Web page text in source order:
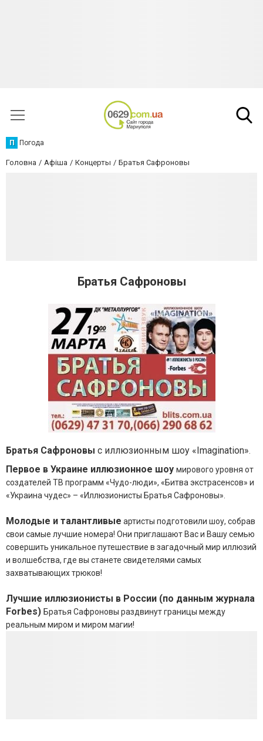
П Погода
Головна Афіша Концерты Братья Сафроновы
Братья Сафроновы
Братья Сафроновы с иллюзионным шоу «Imagination»
Первое в Украине иллюзионное шоу мирового уровня от
создателей ТВ программ «Чудо-люди», «Битва экстрасенсов» и
«Украина чудес» – «Иллюзионисты Братья Сафроновы».
Молодые и талантливые артисты подготовили шоу, собрав
свои самые лучшие номера! Они приглашают Вас и Вашу семью
совершить уникальное путешествие в загадочный мир иллюзий
и волшебства, где вы станете свидетелями самых
захватывающих трюков!
Лучшие иллюзионисты в России (по данным журнала
Forbеs) Братья Сафроновы раздвинут границы между
реальным миром и миром магии!